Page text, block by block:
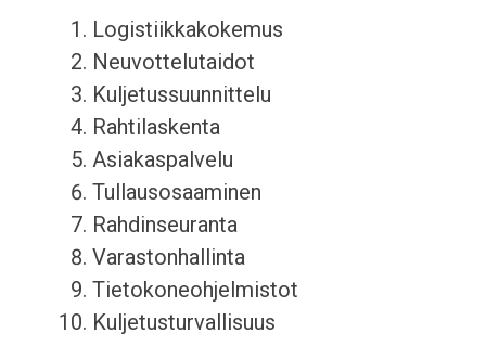
Logistiikkakokemus
Neuvottelutaidot
Kuljetussuunnittelu
Rahtilaskenta
Asiakaspalvelu
Tullausosaaminen
Rahdinseuranta
Varastonhallinta
Tietokoneohjelmistot
Kuljetusturvallisuus